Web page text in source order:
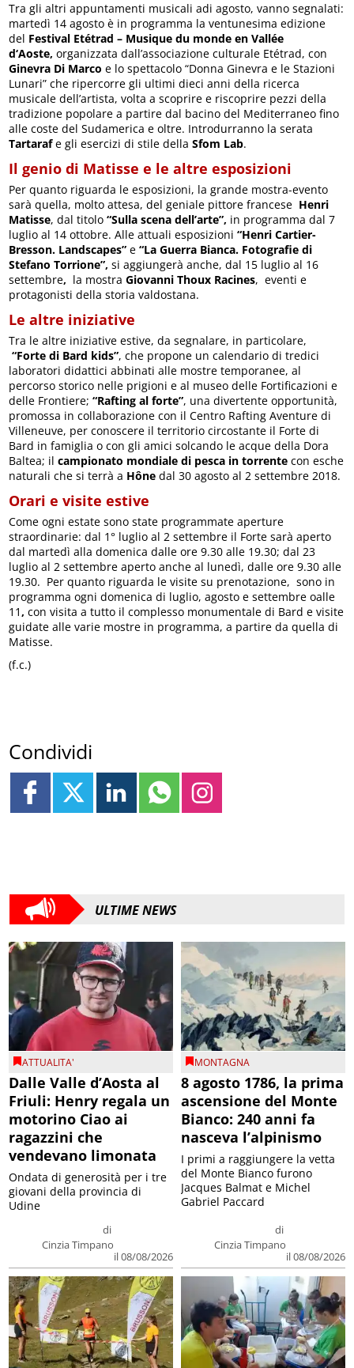
Tra gli altri appuntamenti musicali adi agosto, vanno segnalati:
martedì 14 agosto è in programma la ventunesima edizione
del Festival Etétrad – Musique du monde en Vallée
d‘Aoste,organizzata dall’associazione culturale Etétrad, con
Ginevra Di Marco e lo spettacolo “Donna Ginevra e le Stazioni
Lunari” che ripercorre gli ultimi dieci anni della ricerca
musicale dell’artista, volta a scoprire e riscoprire pezzi della
tradizione popolare a partire dal bacino del Mediterraneo fino
alle coste del Sudamerica e oltre. Introdurranno la serata
Tartarafe gli esercizi di stile dellaSfom Lab.
Il genio di Matisse e le altre esposizioni
Per quanto riguarda le esposizioni, la grande mostra-evento
sarà quella, molto attesa, del geniale pittore francese Henri
Matisse, dal titolo“Sulla scena dell’arte”, in programma dal 7
luglio al 14 ottobre. Alle attuali esposizioni“Henri Cartier-
Bresson. Landscapes” e“La Guerra Bianca. Fotografie di
Stefano Torrione”,si aggiungerà anche, dal 15 luglio al 16
settembre, la mostraGiovanni Thoux Racines, eventi e
protagonisti della storia valdostana.
Le altre iniziative
Tra le altre iniziative estive, da segnalare, in particolare,
“Forte di Bard kids”, che propone un calendario di tredici
laboratori didattici abbinati alle mostre temporanee, al
percorso storico nelle prigioni e al museo delle Fortificazioni e
delle Frontiere;“Rafting al forte”, una divertente opportunità,
promossa in collaborazione con il Centro Rafting Aventure di
Villeneuve, per conoscere il territorio circostante il Forte di
Bard in famiglia o con gli amici solcando le acque della Dora
Baltea; ilcampionato mondiale di pesca in torrente con esche
naturali che si terrà a Hône dal 30 agosto al 2 settembre 2018.
Orari e visite estive
Come ogni estate sono state programmate aperture
straordinarie: dal 1° luglio al 2 settembre il Forte sarà aperto
dal martedì alla domenica dalle ore 9.30 alle 19.30; dal 23
luglio al 2 settembre aperto anche al lunedì, dalle ore 9.30 alle
19.30. Per quanto riguarda le visite su prenotazione, sono in
programma ogni domenica di luglio, agosto e settembre oalle
11,con visita a tutto il complesso monumentale di Bard e visite
guidate alle varie mostre in programma, a partire da quella di
Matisse.
(f.c.)
Condividi
ULTIME NEWS
ATTUALITA'
Dalle Valle d’Aosta al
Friuli: Henry regala un
motorino Ciao ai
ragazzini che
vendevano limonata
di
Cinzia Timpano
il 08/08/2026
Ondata di generosità per i tre
giovani della provincia di
Udine
MONTAGNA
8 agosto 1786, la prima
ascensione del Monte
Bianco: 240 anni fa
nasceva l’alpinismo
di
Cinzia Timpano
il 08/08/2026
I primi a raggiungere la vetta
del Monte Bianco furono
Jacques Balmat e Michel
Gabriel Paccard